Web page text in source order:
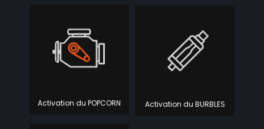
Activation du POPCORN Activation du BURBLES